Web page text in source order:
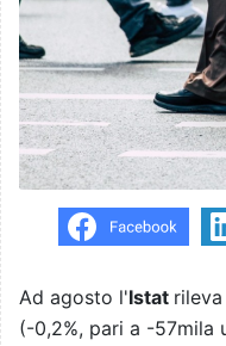
Ad agosto l'Istat
(-0,2%, pari a -57mila